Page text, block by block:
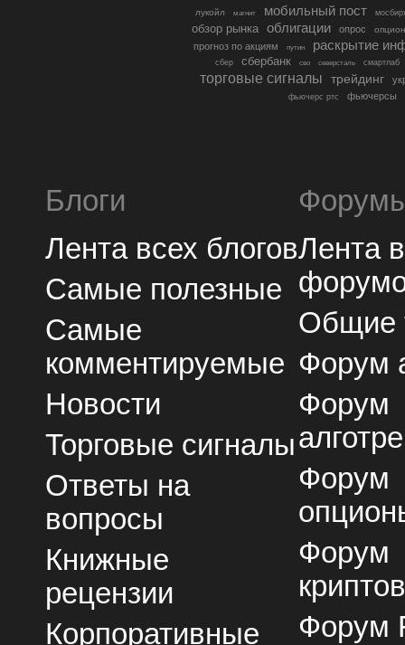
лукойл
магнит мобильный пост
обзор рынка облигации опрос
прогноз по акциям путин раскрытие
сбер сбербанк сво северсталь смартлаб
торговые сигналы трейдинг
фьючерс ртс фьючерсы
Блоги
Лента всех блогов
Самые полезные
Самые
комментируемые
Новости
Торговые сигналы
Ответы на
вопросы
Книжные
рецензии
Корпоративные
Лента
Общие
Форум
Форум
Форум
Форум
Форум